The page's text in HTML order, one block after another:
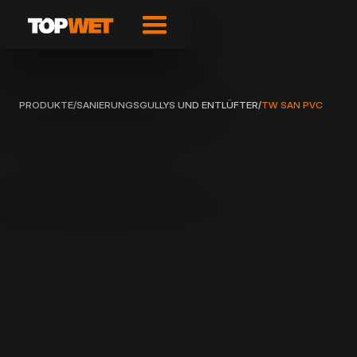
PRODUKTE/SANIERUNGSGULLYS UND ENTLÜFTER/TW SAN PVC